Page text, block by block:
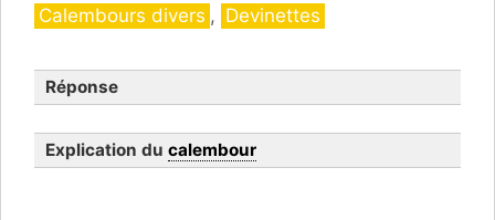
Catégories
Calembours divers , Devinettes
Réponse
Explication du calembour